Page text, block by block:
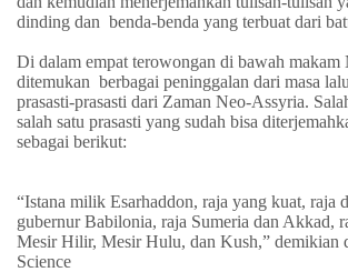
dinding dan benda-benda yang terbuat dari
Di dalam empat terowongan di bawah makam
ditemukan berbagai peninggalan dari masa
prasasti-prasasti dari Zaman Neo-Assyria.
salah satu prasasti yang sudah bisa
sebagai berikut:
“Istana milik Esarhaddon, raja yang kuat, raja
gubernur Babilonia, raja Sumeria dan Akkad,
Mesir Hilir, Mesir Hulu, dan Kush,” demikian
Science